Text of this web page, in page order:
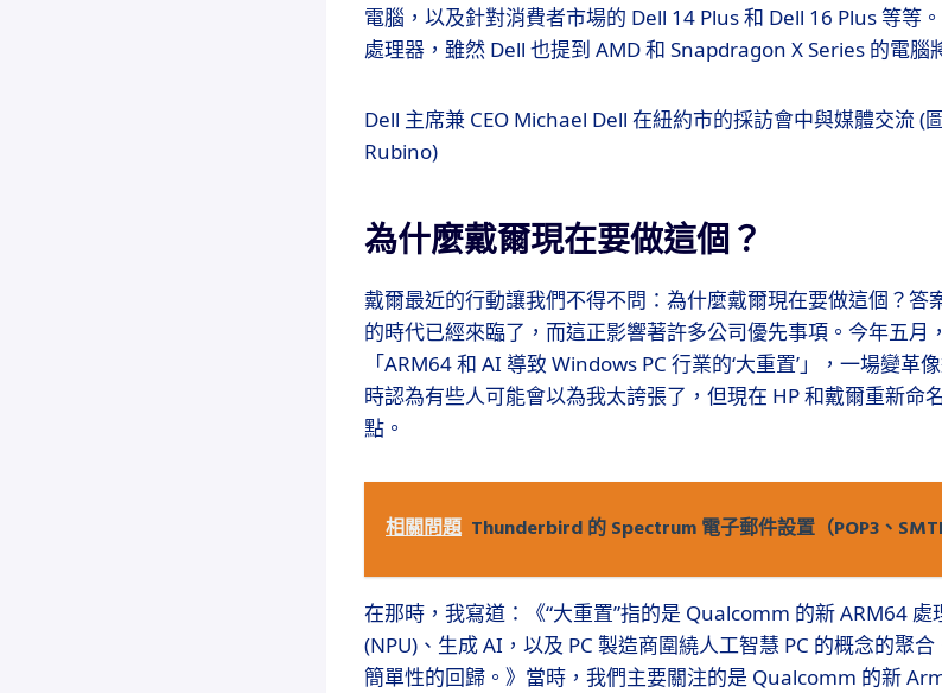
電腦，以及針對消費者市場的 Dell 14 Plus 和 Dell 16 Plus 等等
處理器，雖然 Dell 也提到 AMD 和 Snapdragon X Series 的電腦
Dell 主席兼 CEO Michael Dell 在紐約市的採訪會中與媒體交流 (
Rubino)
為什麼戴爾現在要做這個？
戴爾最近的行動讓我們不得不問：為什麼戴爾現在要做這個？答
的時代已經來臨了，而這正影響著許多公司優先事項。今年五月
「ARM64 和 AI 導致 Windows PC 行業的‘大重置’」，一場變
時認為有些人可能會以為我太誇張了，但現在 HP 和戴爾重新命
點。
相關問題 Thunderbird 的 Spectrum 電子郵件設置（POP3、
在那時，我寫道：《“大重置”指的是 Qualcomm 的新 ARM64
(NPU)、生成 AI，以及 PC 製造商圍繞人工智慧 PC 的概念的聚
簡單性的回歸。》當時，我們主要關注的是 Qualcomm 的新